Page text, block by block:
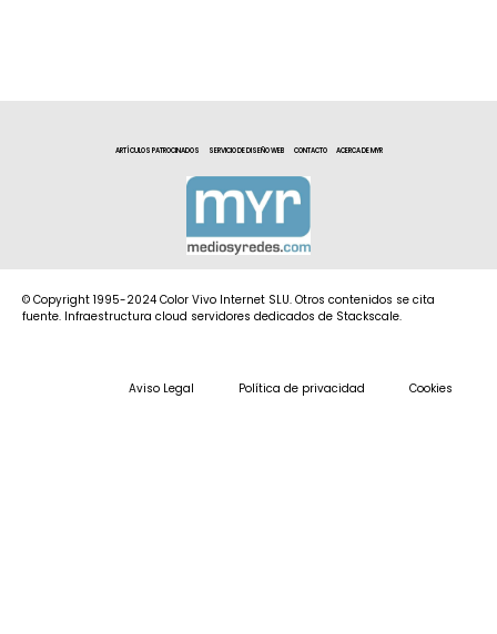
ARTÍCULOS PATROCINADOS SERVICIO DE DISEÑO WEB CONTACTO ACERCA DE MYR
© Copyright 1995-2024 Color Vivo Internet SLU. Otros contenidos se cita
fuente. Infraestructura cloud servidores dedicados de Stackscale.
Aviso Legal Política de privacidad Cookies